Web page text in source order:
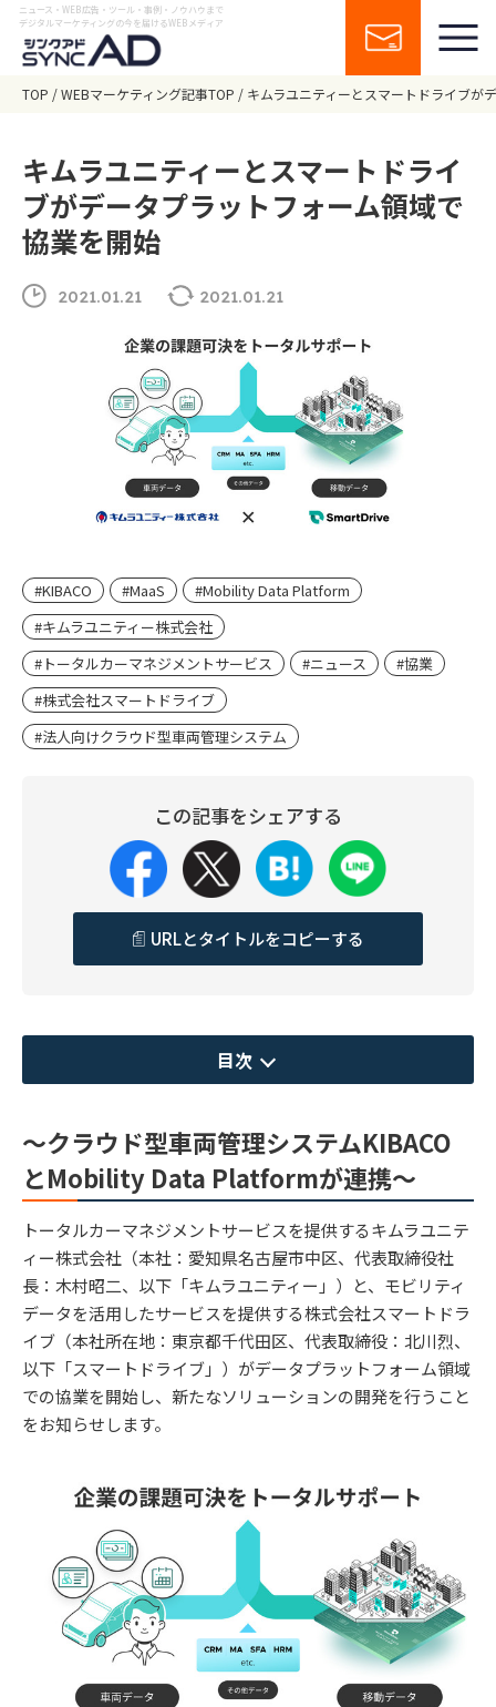
ニュース・WEB広告・ツール・事例・ノウハウまで
デジタルマーケティングの今を届けるWEBメディア
TOP WEBマーケティング記事TOP キムラユニティーとスマートドライブが
キムラユニティーとスマートドライ
ブがデータプラットフォーム領域で
協業を開始
2021.01.21 2021.01.21
#KIBACO #MaaS
#Mobility Data Platform
#キムラユニティー株式会社
#トータルカーマネジメントサービス
#ニュース
#協業
#株式会社スマートドライブ
#法人向けクラウド型車両管理システム
この記事をシェアする
URLとタイトルをコピーする
目次
～クラウド型車両管理システムKIBACO
とMobility Data Platformが連携～
トータルカーマネジメントサービスを提供するキムラユニテ
ィー株式会社（本社：愛知県名古屋市中区、代表取締役社
長：木村昭二、以下「キムラユニティー」）と、モビリティ
データを活用したサービスを提供する株式会社スマートドラ
イブ（本社所在地：東京都千代田区、代表取締役：北川烈、
以下「スマートドライブ」）がデータプラットフォーム領域
での協業を開始し、新たなソリューションの開発を行うこと
をお知らせします。